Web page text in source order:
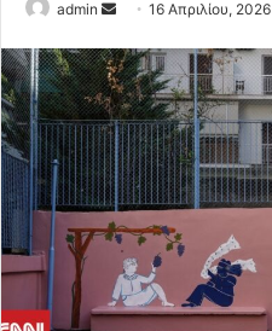
admin
Send
email
16 Απριλίου, 2026